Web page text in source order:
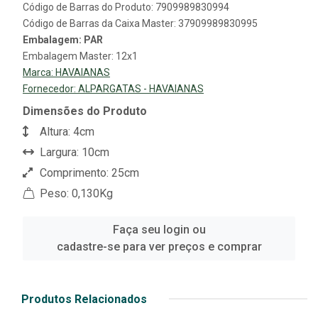
Código de Barras do Produto: 7909989830994
Código de Barras da Caixa Master: 37909989830995
Embalagem: PAR
Embalagem Master: 12x1
Marca: HAVAIANAS
Fornecedor: ALPARGATAS - HAVAIANAS
Dimensões do Produto
Altura: 4cm
Largura: 10cm
Comprimento: 25cm
Peso: 0,130Kg
Faça seu login ou
cadastre-se para ver preços e comprar
Produtos Relacionados